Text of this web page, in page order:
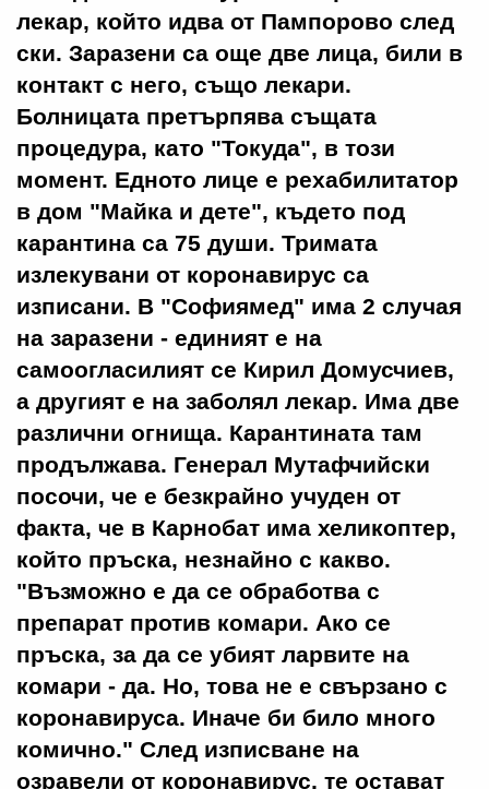
лекар, който идва от Пампорово след
ски. Заразени са още две лица, били в
контакт с него, също лекари.
Болницата претърпява същата
процедура, като "Токуда", в този
момент. Едното лице е рехабилитатор
в дом "Майка и дете", където под
карантина са 75 души. Тримата
излекувани от коронавирус са
изписани. В "Софиямед" има 2 случая
на заразени - единият е на
самоогласилият се Кирил Домусчиев,
а другият е на заболял лекар. Има две
различни огнища. Карантината там
продължава. Генерал Мутафчийски
посочи, че е безкрайно учуден от
факта, че в Карнобат има хеликоптер,
който пръска, незнайно с какво.
"Възможно е да се обработва с
препарат против комари. Ако се
пръска, за да се убият ларвите на
комари - да. Но, това не е свързано с
коронавируса. Иначе би било много
комично." След изписване на
озравели от коронавирус, те остават